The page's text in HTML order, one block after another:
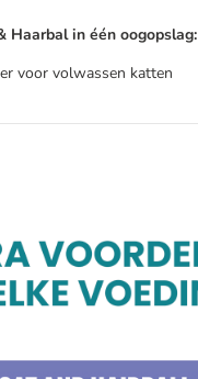
Haarbal in één oogopslag:
voor volwassen katten